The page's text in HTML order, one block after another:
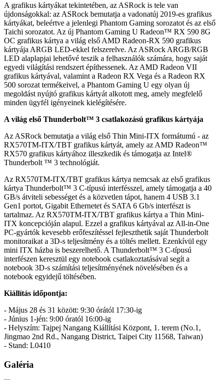
A grafikus kártyákat tekintetében, az ASRock is tele van
újdonságokkal: az ASRock bemutatja a vadonatúj 2019-es grafikus
kártyákat, beleértve a jelenlegi Phantom Gaming sorozatot és az első
Taichi sorozatot. Az új Phantom Gaming U Radeon™ RX 590 8G
OC grafikus kártya a világ első AMD Radeon-RX 590 grafikus
kártyája ARGB LED-ekkel felszerelve. Az ASRock ARGB/RGB
LED alaplapjai lehetővé teszik a felhasználók számára, hogy saját
egyedi világítási rendszert építhessenek. Az AMD Radeon VII
grafikus kártyával, valamint a Radeon RX Vega és a Radeon RX
500 sorozat termékeivel, a Phantom Gaming U egy olyan új
megoldást nyújtó grafikus kártyát alkotott meg, amely megfelelő
minden ügyfél igényeinek kielégítésére.
A világ első Thunderbolt™ 3 csatlakozású grafikus kártyája
Az ASRock bemutatja a világ első Thin Mini-ITX formátumú - az
RX570TM-ITX/TBT grafikus kártyát, amely az AMD Radeon™
RX570 grafikus kártyához illeszkedik és támogatja az Intel®
Thunderbolt ™ 3 technológiát.
Az RX570TM-ITX/TBT grafikus kártya nemcsak az első grafikus
kártya Thunderbolt™ 3 C-típusú interfésszel, amely támogatja a 40
GB/s átviteli sebességet és a közvetlen tápot, hanem 4 USB 3.1
Gen1 portot, Gigabit Ethernetet és SATA 6 Gb/s interfészt is
tartalmaz. Az RX570TM-ITX/TBT grafikus kártya a Thin Mini-
ITX koncepcióján alapul. Ezzel a grafikus kártyával az All-in-One
PC-gyártók kevesebb erőfeszítéssel fejleszthetik saját Thunderbolt
monitoraikat a 3D-s teljesítmény és a töltés mellett. Ezenkívül egy
mini ITX házba is beszerelhető. A Thunderbolt™ 3 C-típusú
interfészen keresztül egy notebook csatlakoztatásával segít a
notebook 3D-s számítási teljesítményének növelésében és a
notebook egyidejű töltésében.
Kiállítás időpontja:
- Május 28 és 31 között: 9:30 órától 17:30-ig
- Június 1-jén: 9:00 óratól 16:00-ig
- Helyszím: Tajpej Nangang Kiállítási Központ, 1. terem (No.1,
Jingmao 2nd Rd., Nangang District, Taipei City 11568, Taiwan)
- Stand: L0410
Galéria